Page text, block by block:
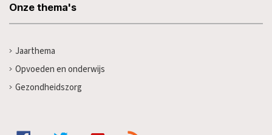
Onze thema's
Jaarthema
Opvoeden en onderwijs
Gezondheidszorg